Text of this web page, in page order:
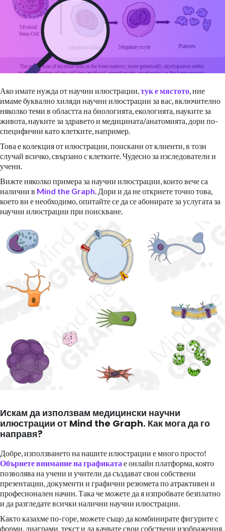
Ако имате нужда от научни илюстрации,тук е мястото, ние
имаме буквално хиляди научни илюстрации за вас, включително
няколко теми в областта на биологията, екологията, науките за
живота, науките за здравето и медицината/анатомията, дори по-
специфични като клетките, например.
Това е колекция от илюстрации, поискани от клиенти, в този
случай всичко, свързано с клетките. Чудесно за изследователи и
учени.
Вижте няколко примера за научни илюстрации, които вече са
налични в Mind the Graph. Дори и да не откриете точно това,
което ви е необходимо, опитайте се да се абонирате за услугата за
научни илюстрации при поискване.
Искам да използвам медицински научни
илюстрации от Mind the Graph. Как мога да го
направя?
Добре, използването на нашите илюстрации е много просто!
Обърнете внимание на графиката е онлайн платформа, която
позволява на учени и учители да създават свои собствени
презентации, документи и графични резюмета по атрактивен и
професионален начин. Така че можете да я изпробвате безплатно
и да разгледате всички налични научни илюстрации.
Както казахме по-горе, можете също да комбинирате фигурите с
форми, диаграми, текст и да качвате свои собствени изображения,